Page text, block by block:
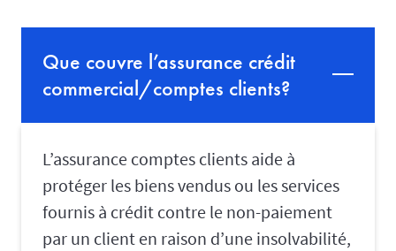
Que couvre l’assurance crédit
commercial/comptes clients?
L’assurance comptes clients aide à
protéger les biens vendus ou les services
fournis à crédit contre le non-paiement
par un client en raison d’une insolvabilité,